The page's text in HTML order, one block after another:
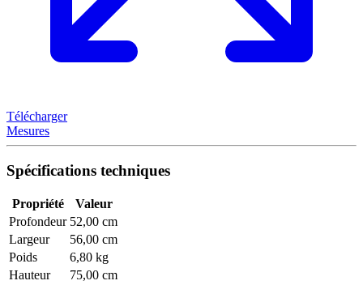
Télécharger
Mesures
Spécifications techniques
Propriété
Valeur
Profondeur 52,00 cm
Largeur
56,00 cm
Poids
6,80 kg
Hauteur
75,00 cm